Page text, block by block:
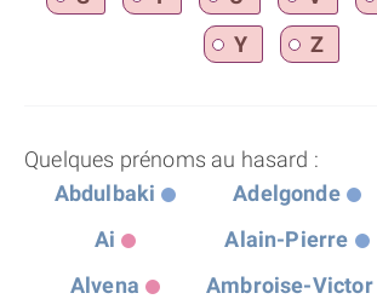
Y
Z
Quelques prénoms au hasard :
Abdulbaki
Adelgonde
Ai
Alain-Pierre
Alvena
Ambroise-Victor